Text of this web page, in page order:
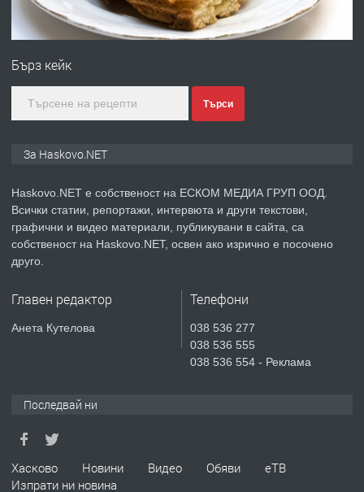
ПРЕДЛАГА
№4120 Магазин/Офис под наем в кв.
преди 3 дни
ПРЕДЛАГА
Продавам парцел в гр. Хасково кв.
СГЛОБЯВАНЕ НА МЕБЕЛИ.
ПРЕДЛАГА
№4119 Едностаен обзаведен
Бърз кейк
Търси
За Haskovo.NET
Haskovo.NET е собственост на ЕСКОМ МЕДИА ГРУП ООД.
Всички статии, репортажи, интервюта и други текстови,
графични и видео материали, публикувани в сайта, са
собственост на Haskovo.NET, освен ако изрично е посочено
друго.
Главен редактор
Анета Кутелова
Телефони
038 536 277
038 536 555
038 536 554 - Реклама
Последвай ни
Хасково Новини Видео Обяви
еТВ
Изпрати ни новина